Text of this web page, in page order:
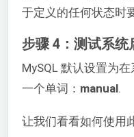
于定义的任何状态时
步骤 4：测试系统
MySQL 默认设置为
一个单词： manual
让我们看看如何使用